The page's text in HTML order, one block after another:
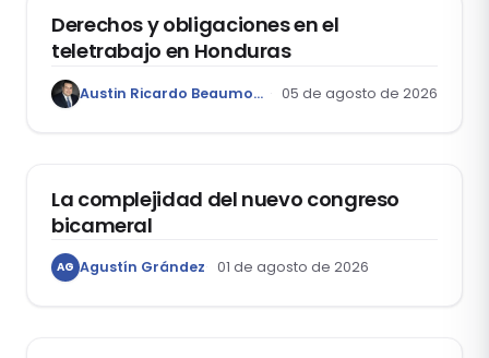
Derechos y obligaciones en el
teletrabajo en Honduras
Austin Ricardo Beaumont Rivera 05 de agosto de 2026
La complejidad del nuevo congreso
bicameral
AG Agustín Grández 01 de agosto de 2026